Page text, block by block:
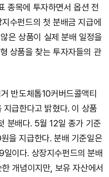
종목에 투자하면서 옵션 전
수펀드의 첫 분배금 지급에
은 상품이 실제 분배 일정을
상품을 찾는 투자자들의 관
반도체톱10커버드콜액티
지급한다고 밝혔다. 이 상품
분배다. 5월 12일 종가 기준
을 지급한다. 분배 기준일은
이다. 상장지수펀드의 분배
개념이지만, 보유 자산에서